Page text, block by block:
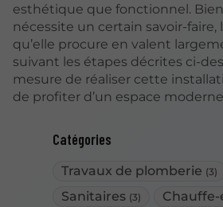
Catégories
Travaux de plomberie (3)
Sanitaires (3) Chauffe-
esthétique que fonctionnel.
nécessite un certain savoir-faire,
qu’elle procure en valent
suivant les étapes décrites ci-
mesure de réaliser cette
de profiter d’un espace